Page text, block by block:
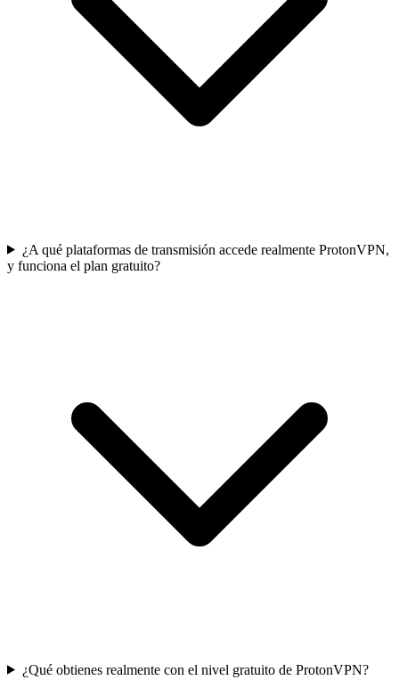
¿A qué plataformas de transmisión accede realmente ProtonVPN,
y funciona el plan gratuito?
¿Qué obtienes realmente con el nivel gratuito de ProtonVPN?